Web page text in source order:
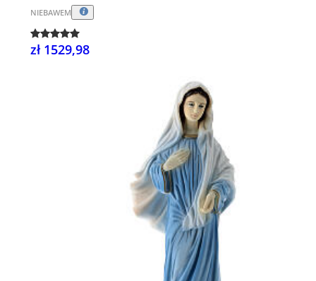
NIEBAWEM
zł 1529,98